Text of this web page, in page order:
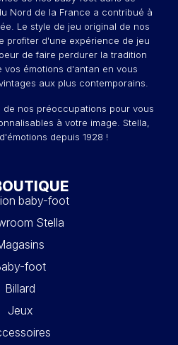
Nord de la France a contribué à
Le style de jeu original de nos
profiter d'une expérience de jeu
de faire perdurer la tradition
vos émotions d'antan en vous
aux plus contemporains.
de nos préoccupations pour vous
à votre image. Stella,
depuis 1928 !
baby-foot
Stella
foot
Billard
Jeux